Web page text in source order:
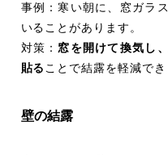
事例：寒い朝に、窓ガラ
いることがあります。
対策： 窓を開けて換気し
貼ることで結露を軽減でき
壁の結露